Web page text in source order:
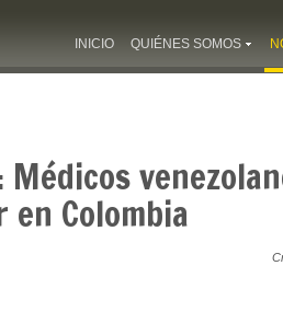
INICIO QUIÉNES SOMOS
en Colombia